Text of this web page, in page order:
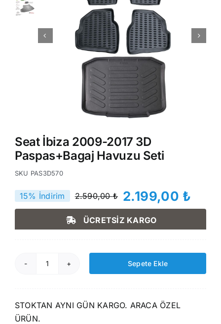
Seat İbiza 2009-2017 3D
Paspas+Bagaj Havuzu Seti
SKU PAS3D570
2.590,00₺
Orijinal
fiyat:
2.590,00 ₺.
2.199,00 ₺
Şu
andaki
fiyat:
2.199,00 ₺.
15% İndirim
ÜCRETSİZ KARGO
Seat
2017
Sepete Ekle
STOKTAN AYNI GÜN KARGO. ARACA ÖZEL
ÜRÜN.